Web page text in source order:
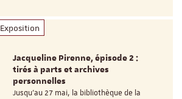
Exposition
Jacqueline Pirenne, épisode 2 :
tirés à parts et archives
personnelles
Jusqu’au 27 mai, la bibliothèque de la